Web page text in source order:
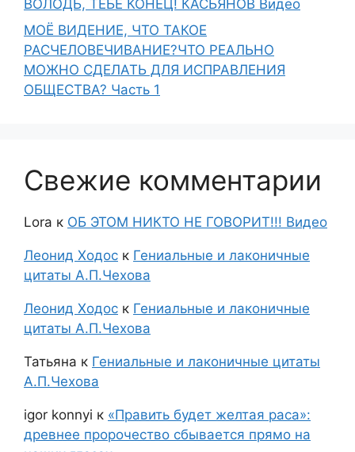
ВОЛОДЬ, ТЕБЕ КОНЕЦ! КАСЬЯНОВ Видео
МОЁ ВИДЕНИЕ, ЧТО ТАКОЕ
РАСЧЕЛОВЕЧИВАНИЕ?ЧТО РЕАЛЬНО
МОЖНО СДЕЛАТЬ ДЛЯ ИСПРАВЛЕНИЯ
ОБЩЕСТВА? Часть 1
Свежие комментарии
Lora к ОБ ЭТОМ НИКТО НЕ ГОВОРИТ!!! Видео
Леонид Ходос к Гениальные и лаконичные
цитаты А.П.Чехова
Леонид Ходос к Гениальные и лаконичные
цитаты А.П.Чехова
Татьяна к Гениальные и лаконичные цитаты
А.П.Чехова
igor konnyi к «Править будет желтая раса»:
древнее пророчество сбывается прямо на